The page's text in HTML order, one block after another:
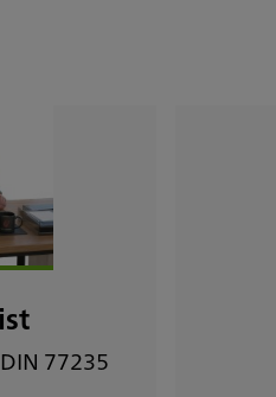
77235